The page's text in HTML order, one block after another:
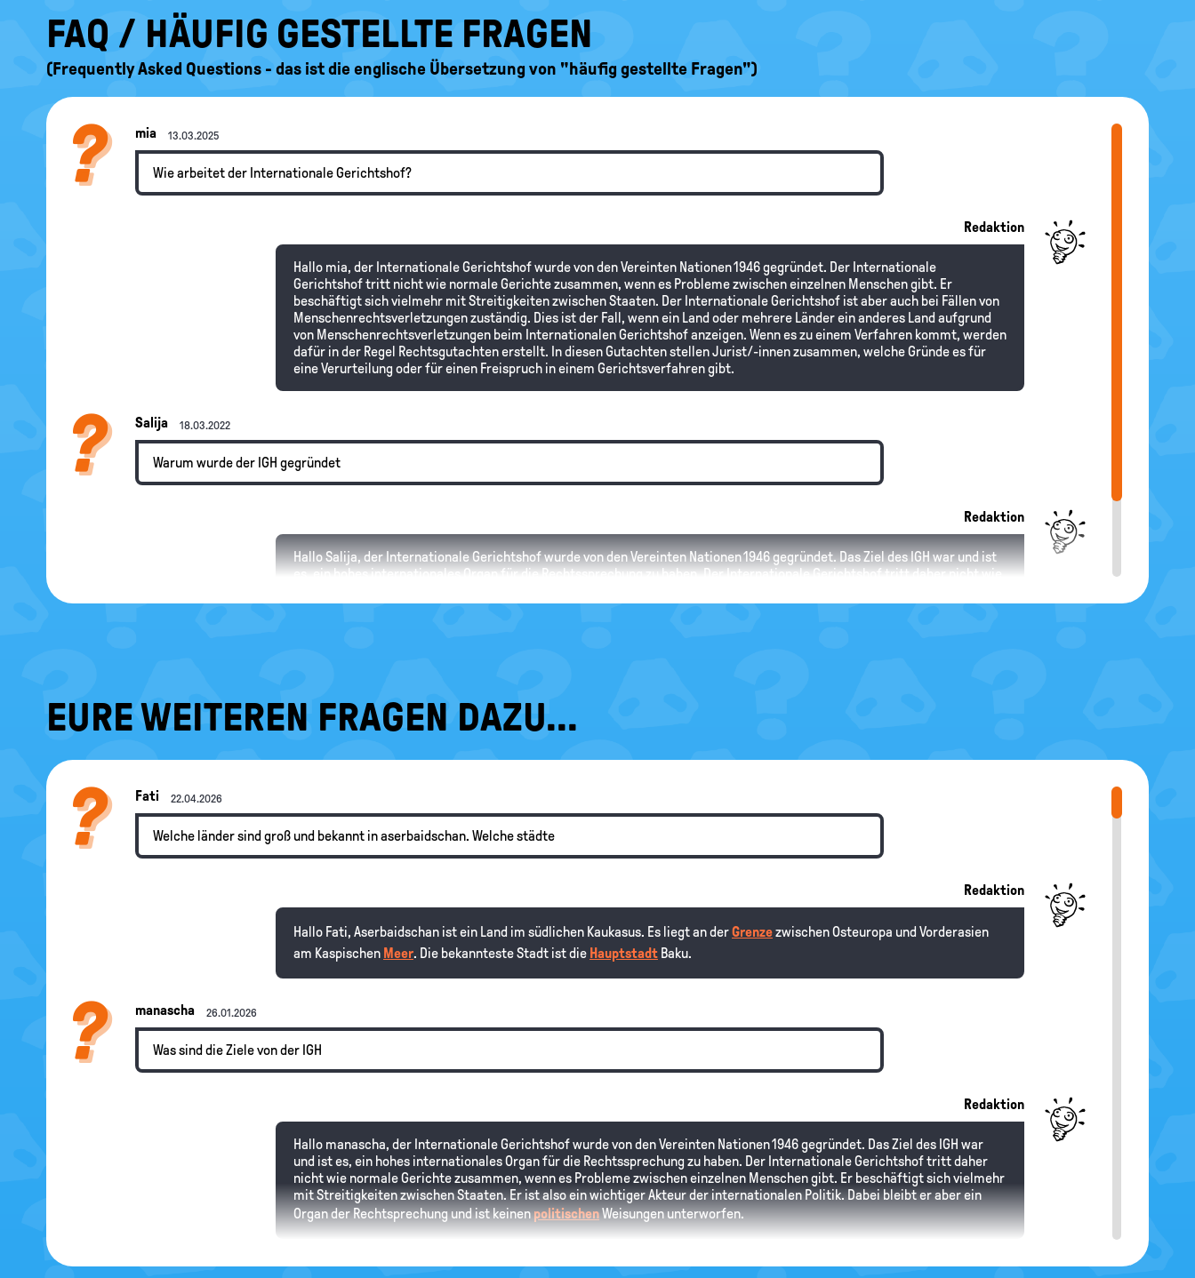
FAQ / HÄUFIG GESTELLTE FRAGEN
(Frequently Asked Questions - das ist die englische Übersetzung von "häufig gestellte Fragen")
mia 13.03.2025
Wie arbeitet der Internationale Gerichtshof?
Redaktion
Hallo mia, der Internationale Gerichtshof wurde von den Vereinten Nationen 1946 gegründet. Der Internationale
Gerichtshof tritt nicht wie normale Gerichte zusammen, wenn es Probleme zwischen einzelnen Menschen gibt. Er
beschäftigt sich vielmehr mit Streitigkeiten zwischen Staaten. Der Internationale Gerichtshof ist aber auch bei Fällen von
Menschenrechtsverletzungen zuständig. Dies ist der Fall, wenn ein Land oder mehrere Länder ein anderes Land aufgrund
von Menschenrechtsverletzungen beim Internationalen Gerichtshof anzeigen. Wenn es zu einem Verfahren kommt, werden
dafür in der Regel Rechtsgutachten erstellt. In diesen Gutachten stellen Jurist/-innen zusammen, welche Gründe es für
eine Verurteilung oder für einen Freispruch in einem Gerichtsverfahren gibt.
Salija 18.03.2022
Warum wurde der IGH gegründet
Redaktion
Hallo Salija, der Internationale Gerichtshof wurde von den Vereinten Nationen 1946 gegründet. Das Ziel des IGH war und ist
es, ein hohes internationales Organ für die Rechtssprechung zu haben. Der Internationale Gerichtshof tritt daher nicht wie
Streitigkeiten zwischen Staaten.
EURE WEITEREN FRAGEN DAZU...
Fati 22.04.2026
Welche länder sind groß und bekannt in aserbaidschan. Welche städte
Redaktion
Hallo Fati, Aserbaidschan ist ein Land im südlichen Kaukasus. Es liegt an derGrenzezwischen Osteuropa und Vorderasien
am Kaspischen Meer. Die bekannteste Stadt ist die Hauptstadt Baku.
manascha 26.01.2026
Was sind die Ziele von der IGH
Redaktion
Hallo manascha, der Internationale Gerichtshof wurde von den Vereinten Nationen 1946 gegründet. Das Ziel des IGH war
und ist es, ein hohes internationales Organ für die Rechtssprechung zu haben. Der Internationale Gerichtshof tritt daher
nicht wie normale Gerichte zusammen, wenn es Probleme zwischen einzelnen Menschen gibt. Er beschäftigt sich vielmehr
mit Streitigkeiten zwischen Staaten. Er ist also ein wichtiger Akteur der internationalen Politik. Dabei bleibt er aber ein
Organ der Rechtsprechung und ist keinenpolitischenWeisungen unterworfen.
Lilli